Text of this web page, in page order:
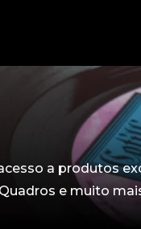
a produtos
e muito